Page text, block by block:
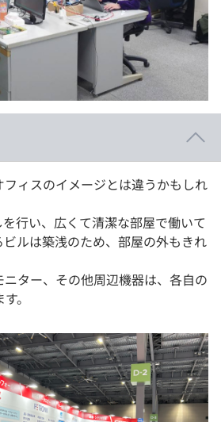
ィスのイメージとは違うかもしれ
行い、広くて清潔な部屋で働いて
ルは築浅のため、部屋の外もきれ
ター、その他周辺機器は、各自の
。